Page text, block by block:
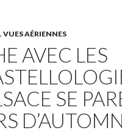
, VUES AÉRIENNES
AVEC LES
SE